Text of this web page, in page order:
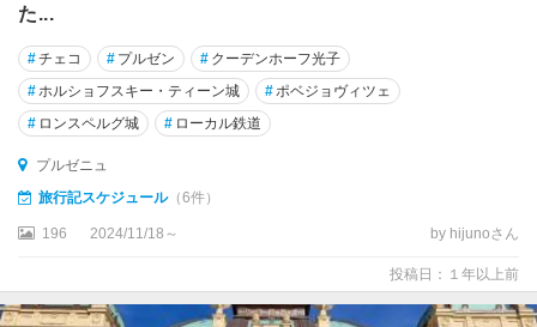
ツ
テ
ル
チ
ト
シ
ビ
ー
た...
#チェコ # プルゼン # クーデンホーフ光子
#ホルショフスキー・ティーン城 #ポベジョヴィツェ
# ロンスペルグ城 # ローカル鉄道
プルゼニュ
旅行記スケジュール（6件）
196 2024/11/18～ by hijunoさん
投稿日：１年以上前